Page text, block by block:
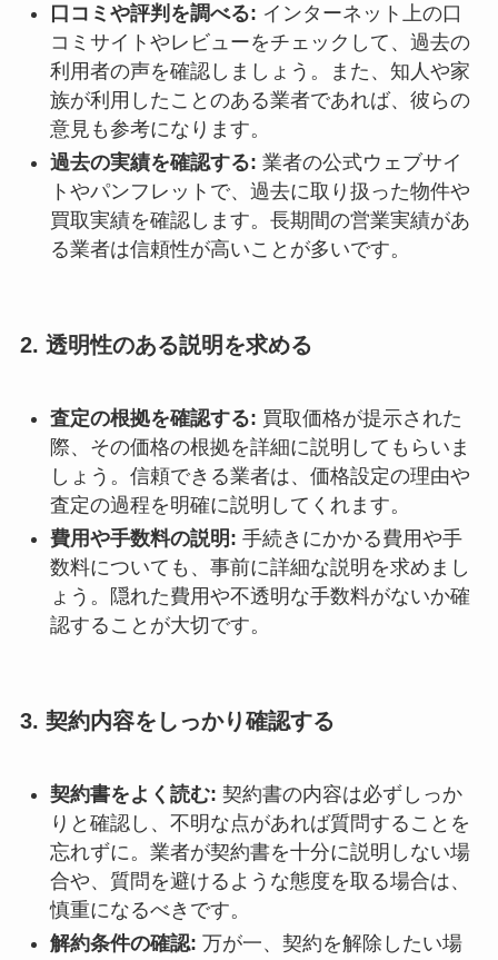
口コミや評判を調べる: インターネット上の口
コミサイトやレビューをチェックして、過去の
利用者の声を確認しましょう。また、知人や家
族が利用したことのある業者であれば、彼らの
意見も参考になります。
過去の実績を確認する: 業者の公式ウェブサイ
トやパンフレットで、過去に取り扱った物件や
買取実績を確認します。長期間の営業実績があ
る業者は信頼性が高いことが多いです。
2. 透明性のある説明を求める
査定の根拠を確認する: 買取価格が提示された
際、その価格の根拠を詳細に説明してもらいま
しょう。信頼できる業者は、価格設定の理由や
査定の過程を明確に説明してくれます。
費用や手数料の説明: 手続きにかかる費用や手
数料についても、事前に詳細な説明を求めまし
ょう。隠れた費用や不透明な手数料がないか確
認することが大切です。
3. 契約内容をしっかり確認する
契約書をよく読む: 契約書の内容は必ずしっか
りと確認し、不明な点があれば質問することを
忘れずに。業者が契約書を十分に説明しない場
合や、質問を避けるような態度を取る場合は、
慎重になるべきです。
解約条件の確認: 万が一、契約を解除したい場